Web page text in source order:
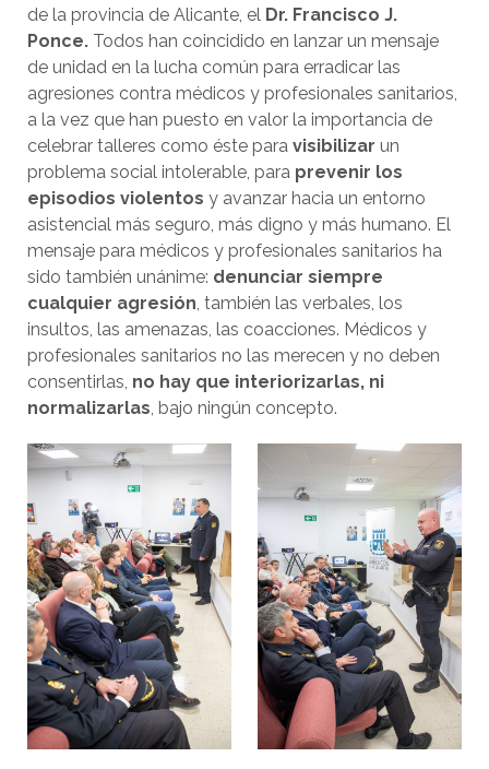
de la provincia de Alicante, el Dr. Francisco J.
Ponce. Todos han coincidido en lanzar un mensaje
de unidad en la lucha común para erradicar las
agresiones contra médicos y profesionales sanitarios,
a la vez que han puesto en valor la importancia de
celebrar talleres como éste para visibilizar un
problema social intolerable, para prevenir los
episodios violentos y avanzar hacia un entorno
asistencial más seguro, más digno y más humano. El
mensaje para médicos y profesionales sanitarios ha
sido también unánime: denunciar siempre
cualquier agresión , también las verbales, los
insultos, las amenazas, las coacciones. Médicos y
profesionales sanitarios no las merecen y no deben
consentirlas, no hay que interiorizarlas, ni
normalizarlas , bajo ningún concepto.